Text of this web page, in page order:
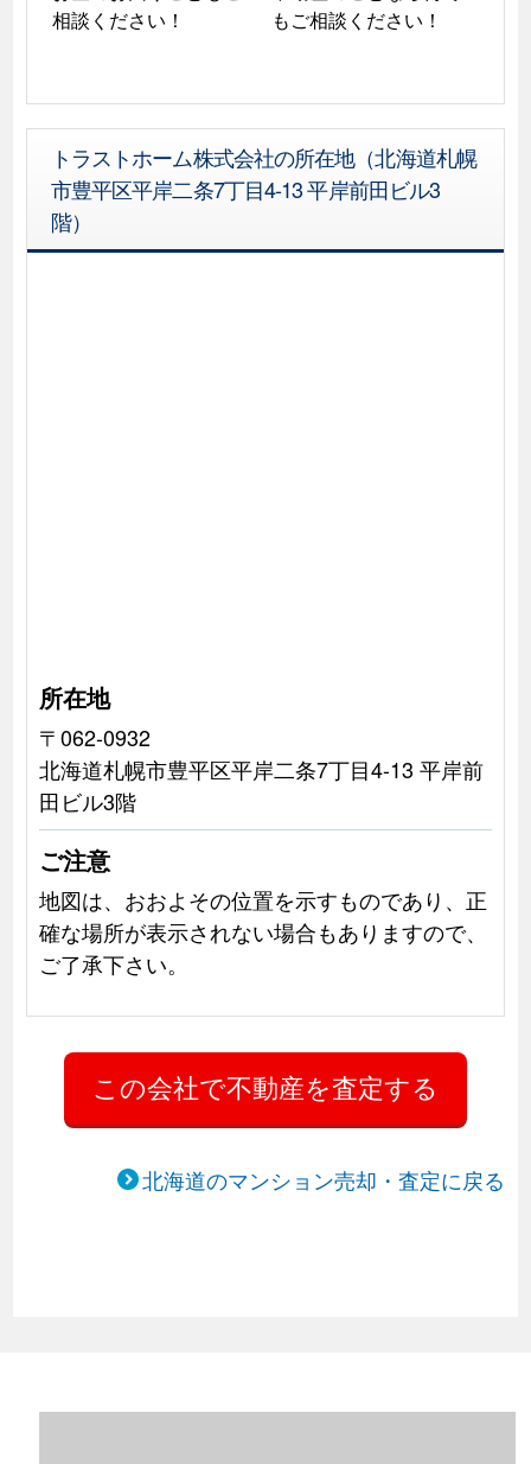
相談ください！
もご相談ください！
トラストホーム株式会社の所在地（北海道札幌
市豊平区平岸二条7丁目4-13 平岸前田ビル3
階）
所在地
〒062-0932
北海道札幌市豊平区平岸二条7丁目4-13 平岸前
田ビル3階
ご注意
地図は、おおよその位置を示すものであり、正
確な場所が表示されない場合もありますので、
ご了承下さい。
北海道のマンション売却・査定に戻る